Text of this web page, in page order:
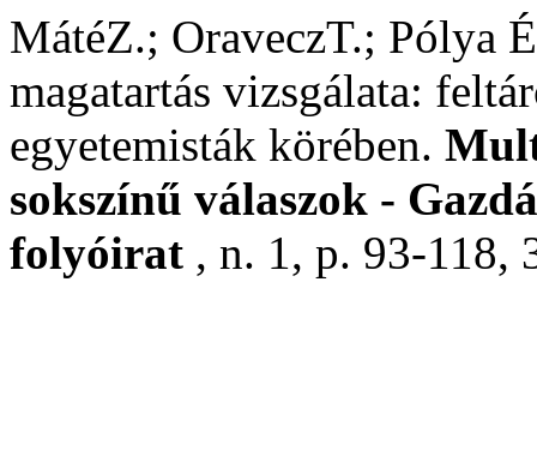
MátéZ.; OraveczT.; Pólya
magatartás vizsgálata:
egyetemisták körében.
sokszínű válaszok -
folyóirat , n. 1, p. 93-118,